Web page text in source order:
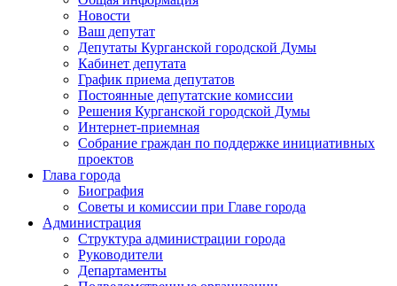
Новости
Ваш депутат
Депутаты Курганской городской Думы
Кабинет депутата
График приема депутатов
Постоянные депутатские комиссии
Решения Курганской городской Думы
Интернет-приемная
Собрание граждан по поддержке инициативных
проектов
Глава города
Биография
Советы и комиссии при Главе города
Администрация
Структура администрации города
Руководители
Департаменты